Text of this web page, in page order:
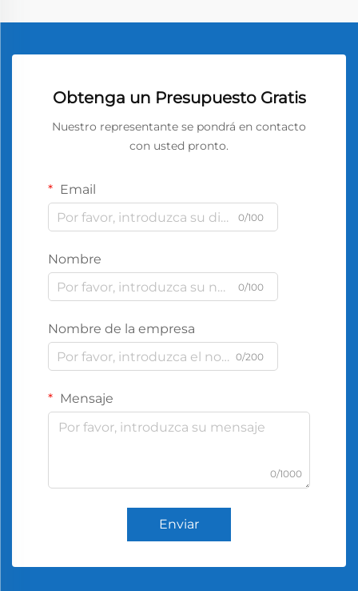
Obtenga un Presupuesto Gratis
Nuestro representante se pondrá en contacto
con usted pronto.
Email
0/100
Nombre
0/100
Nombre de la empresa
0/200
Mensaje
0/1000
Enviar